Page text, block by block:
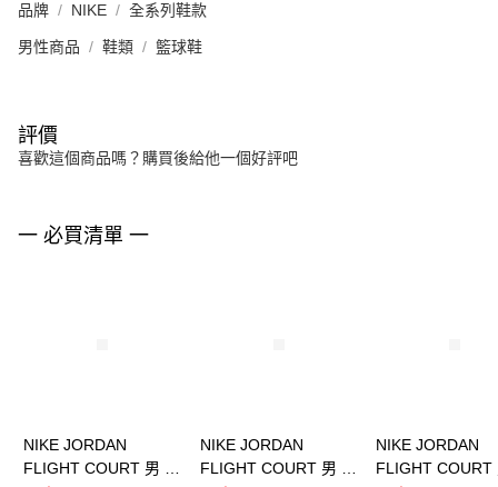
品牌 NIKE 全系列鞋款
男性商品 鞋類 籃球鞋
評價
喜歡這個商品嗎？購買後給他一個好評吧
一 必買清單 一
NIKE JORDAN
FLIGHT COURT 男 籃
NIKE JORDAN
FLIGHT COURT 男 籃
NIKE JORDAN
FLIGHT COURT